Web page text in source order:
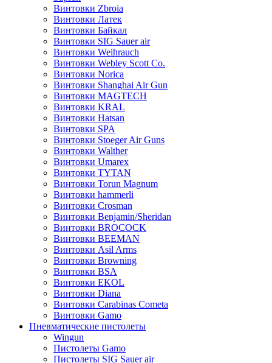
Винтовки Zbroia
Винтовки Латек
Винтовки Байкал
Винтовки SIG Sauer air
Винтовки Weihrauch
Винтовки Webley Scott Co.
Винтовки Norica
Винтовки Shanghai Air Gun
Винтовки MAGTECH
Винтовки KRAL
Винтовки Hatsan
Винтовки SPA
Винтовки Stoeger Air Guns
Винтовки Walther
Винтовки Umarex
Винтовки TYTAN
Винтовки Torun Magnum
Винтовки hammerli
Винтовки Crosman
Винтовки Benjamin/Sheridan
Винтовки BROCOCK
Винтовки BEEMAN
Винтовки Asil Arms
Винтовки Browning
Винтовки BSA
Винтовки EKOL
Винтовки Diana
Винтовки Carabinas Cometa
Винтовки Gamo
Пневматические пистолеты
Wingun
Пистолеты Gamo
Пистолеты SIG Sauer air